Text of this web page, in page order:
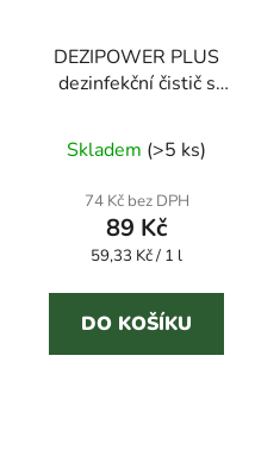
DEZIPOWER PLUS
dezinfekční čistič s
hodnocení
produktu
je
5,0
z
5
hvězdiček.
Skladem (>5 ks)
74 Kč bez DPH
89 Kč
Měrná
59,33 Kč / 1 l
DO KOŠÍKU